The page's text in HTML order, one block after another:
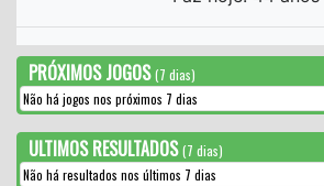
PRÓXIMOS JOGOS(7 dias)
Não há jogos nos próximos 7 dias
ULTIMOS RESULTADOS(7 dias)
Não há resultados nos últimos 7 dias